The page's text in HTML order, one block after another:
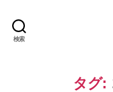
検索
タグ: